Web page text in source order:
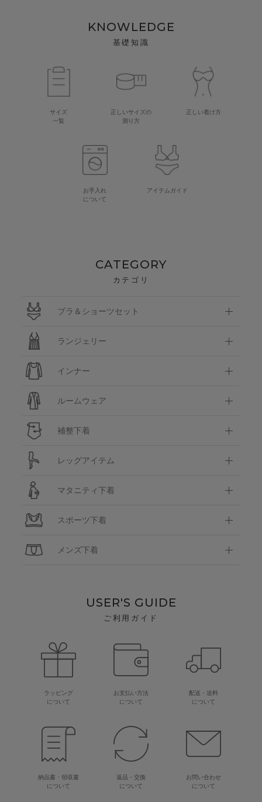
KNOWLEDGE
基礎知識
サイズ
一覧
正しいサイズの
測り方
正しい着け方
お手入れ
について
アイテムガイド
CATEGORY
カテゴリ
ブラ＆ショーツセット
ランジェリー
インナー
ルームウェア
補整下着
レッグアイテム
マタニティ下着
スポーツ下着
メンズ下着
USER'S GUIDE
ご利用ガイド
ラッピング
について
お支払い方法
について
配送・送料
について
納品書・領収書
について
返品・交換
について
お問い合わせ
について